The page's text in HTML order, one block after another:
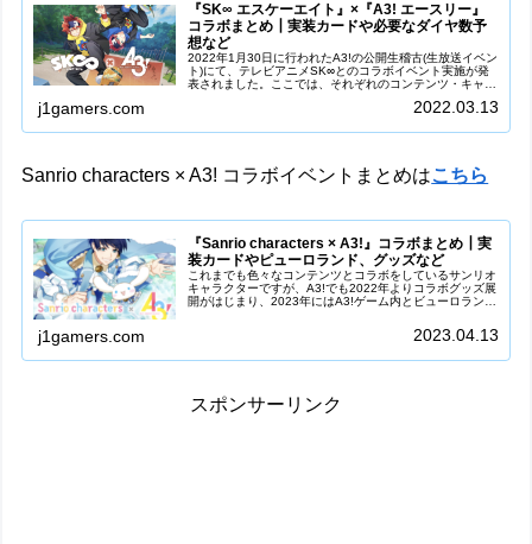
『SK∞ エスケーエイト』×『A3! エースリー』
コラボまとめ┃実装カードや必要なダイヤ数予
想など
2022年1月30日に行われたA3!の公開生稽古(生放送イベン
ト)にて、テレビアニメSK∞とのコラボイベント実施が発
表されました。ここでは、それぞれのコンテンツ・キャラ
j1gamers.com 2022.03.13
Sanrio characters × A3! コラボイベントまとめはこちら
『Sanrio characters × A3!』コラボまとめ┃実
装カードやピューロランド、グッズなど
これまでも色々なコンテンツとコラボをしているサンリオ
キャラクターですが、A3!でも2022年よりコラボグッズ展
開がはじまり、2023年にはA3!ゲーム内とビューロランド
j1gamers.com 2023.04.13
スポンサーリンク